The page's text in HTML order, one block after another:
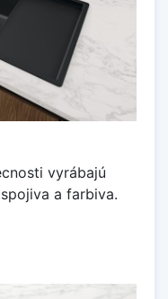
vyrábajú
a farbiva.